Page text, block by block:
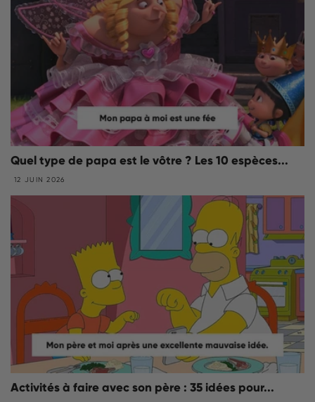
Quel type de papa est le vôtre ? Les 10 espèces...
12 JUIN 2026
Activités à faire avec son père : 35 idées pour...